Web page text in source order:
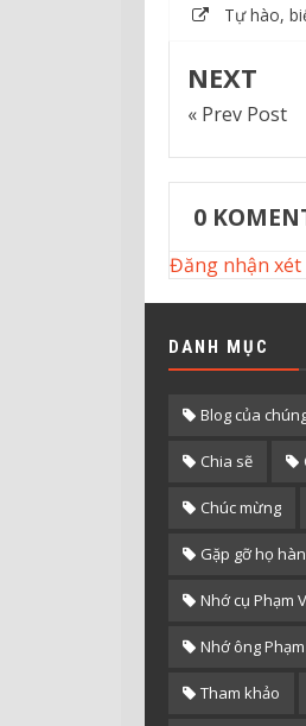
Tự hào,
NEXT
« Prev Post
0
Đăng nhận xét
DANH MỤC
Blog của
Chia sẽ
Chúc mừng
Gặp gỡ họ
Nhớ cụ Phạm
Nhớ ông
Tham khảo